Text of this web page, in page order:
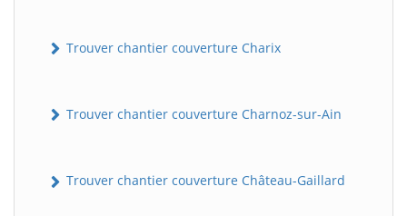
Trouver chantier couverture Charix
Trouver chantier couverture Charnoz-sur-Ain
Trouver chantier couverture Château-Gaillard